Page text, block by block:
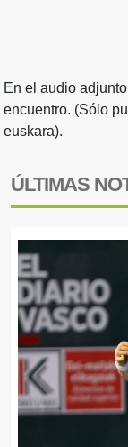
En el audio
encuentro. (Sólo
euskara).
ÚLTIMAS